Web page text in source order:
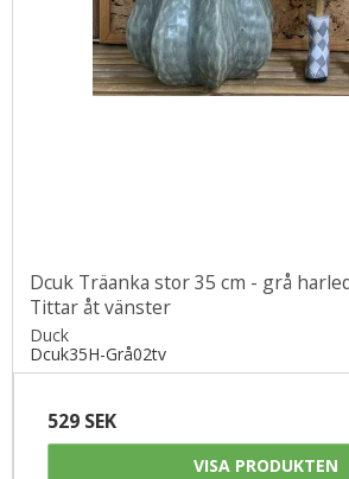
Dcuk Träanka stor 35 cm - grå
Tittar åt vänster
Duck
Dcuk35H-Grå02tv
529 SEK
VISA PRODUKTEN